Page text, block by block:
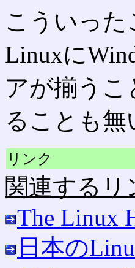
こういっ
Linuxに
アが揃う
ることも無
リンク
関連するリ
The Linux
日本の